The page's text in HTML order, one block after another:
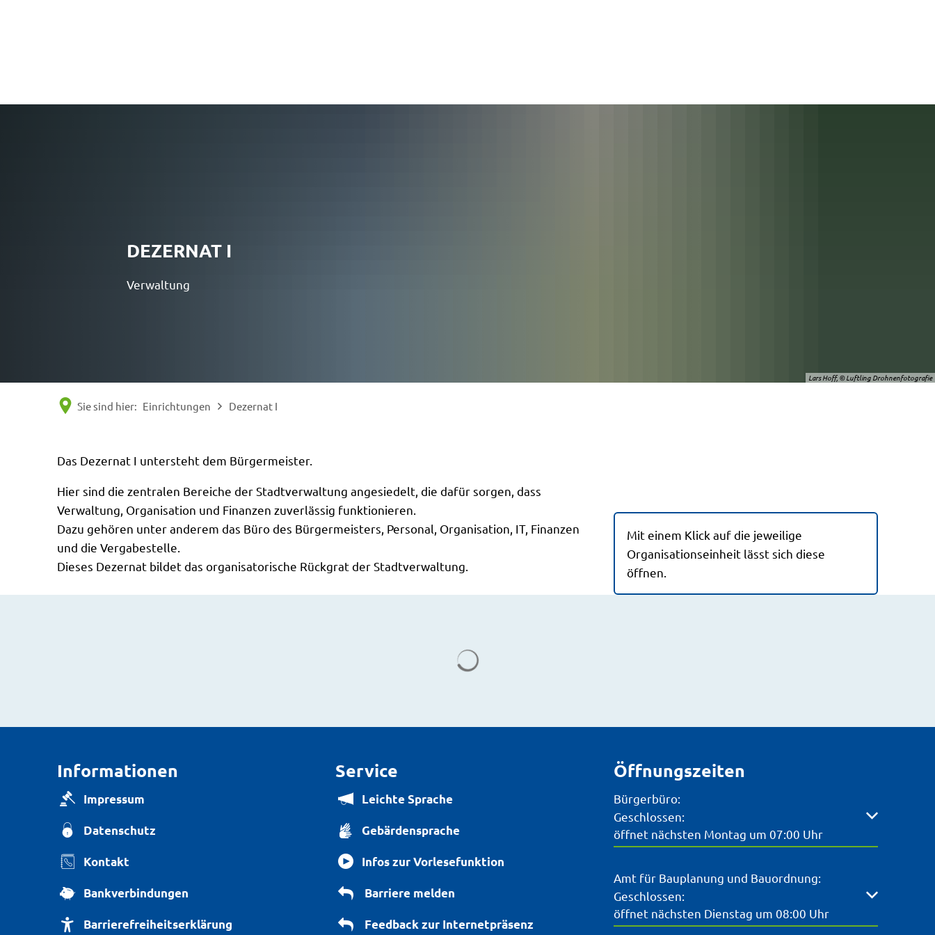
Lars Hoff, © Luftling Drohnenfotografie
DEZERNAT I
Verwaltung
Sie sind hier: Einrichtungen Dezernat I
DezernatDas Dezernat I untersteht dem Bürgermeister.
Hier sind die zentralen Bereiche der Stadtverwaltung angesiedelt, die dafür sorgen, dass
Verwaltung, Organisation und Finanzen zuverlässig funktionieren.
Dazu gehören unter anderem das Büro des Bürgermeisters, Personal, Organisation, IT, Finanzen
und die Vergabestelle.
Dieses Dezernat bildet das organisatorische Rückgrat der Stadtverwaltung.
Mit einem Klick auf die jeweilige
Organisationseinheit lässt sich diese
öffnen.
Informationen
Impressum
Datenschutz
Kontakt
Bankverbindungen
Barrierefreiheitserklärung
Service
Leichte Sprache
Gebärdensprache
Infos zur Vorlesefunktion
Barriere melden
Feedback zur Internetpräsenz
Öffnungszeiten
Bürgerbüro:
Klicken, um weitere Öffnungs- oder Schließzeiten
Geschlossen:
öffnet nächsten Montag um 07:00 Uhr
Amt für Bauplanung und Bauordnung:
Klicken, um weitere Öffnungs- oder Schließzeiten
Geschlossen:
öffnet nächsten Dienstag um 08:00 Uhr